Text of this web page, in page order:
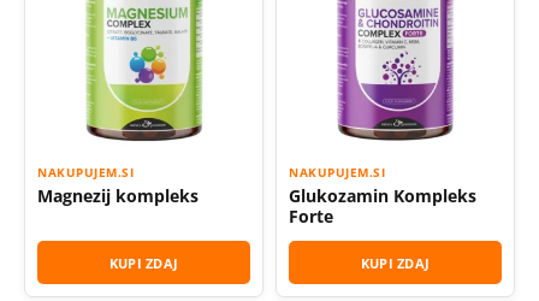
NAKUPUJEM.SI
Magnezij kompleks
KUPI ZDAJ
NAKUPUJEM.SI
Glukozamin Kompleks
Forte
KUPI ZDAJ